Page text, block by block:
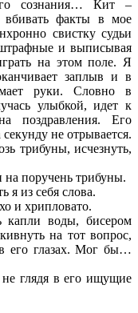
сознания… Кит –
факты в мое
свистку судьи
и выписывая
на этом поле. Я
заплыв и в
руки. Словно в
улыбкой, идет к
поздравления. Его
не отрывается.
трибуны, исчезнуть,
поручень трибуны.
я из себя слова.
и хрипловато.
капли воды, бисером
на тот вопрос,
его глазах. Мог бы…
глядя в его ищущие